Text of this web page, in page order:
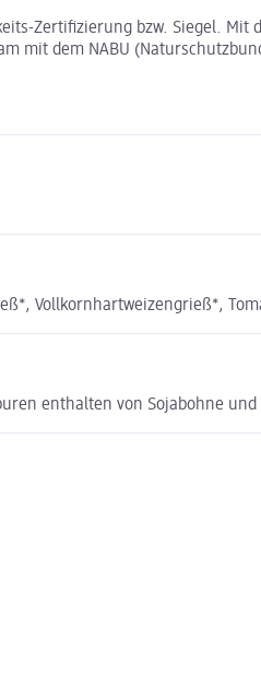
Zertifizierung bzw. Siegel.
mit dem NABU
Vollkornhartweizengrieß*,
enthalten von Sojabohne